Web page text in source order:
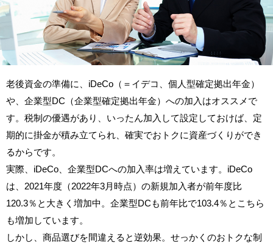
老後資金の準備に、iDeCo（＝イデコ、個人型確定拠出年金）
や、企業型DC（企業型確定拠出年金）への加入はオススメで
す。税制の優遇があり、いったん加入して設定しておけば、定
期的に掛金が積み立てられ、確実でおトクに資産づくりができ
るからです。
実際、iDeCo、企業型DCへの加入率は増えています。iDeCo
は、2021年度（2022年3月時点）の新規加入者が前年度比
120.3％と大きく増加中。企業型DCも前年比で103.4％とこちら
も増加しています。
しかし、商品選びを間違えると逆効果。せっかくのおトクな制